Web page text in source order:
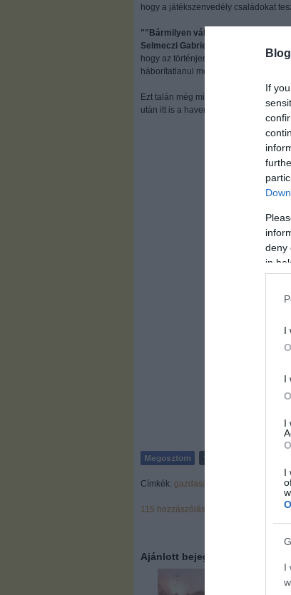
If
deny
in
I
I
I
I
I
hogy a játékszenvedély családokat
""Bármilyen változtatás is lesz,
Selmeczi Gabriella
hogy az történjen újra, mint a
háborítatlanul mossanak tisztára
Ezt talán még mi sem tudjuk
után itt is a haverok fognak jól járni,
Címkék: gazdaság
115 hozzászólás
Ajánlott bejegyzések: